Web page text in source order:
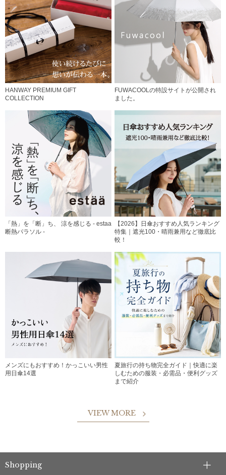
HANWAY PREMIUM GIFT
COLLECTION
FUWACOOLの特設サイトが公開され
ました。
「熱」を「断」ち、 涼を感じる - estaa
断熱パラソル -
【2026】日傘おすすめ人気ランキング
特集｜遮光100・晴雨兼用など徹底比
較！
メンズにもおすすめ！かっこいい男性
用日傘14選
夏旅行の持ち物完全ガイド｜快適に楽
しむための服装・必需品・便利グッズ
まで紹介
VIEW MORE
Shopping